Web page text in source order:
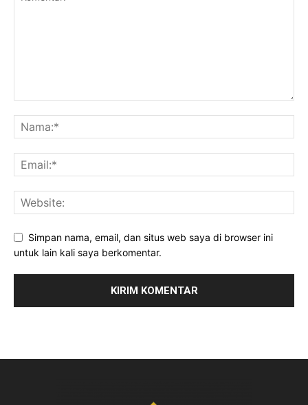
Simpan nama, email, dan situs web saya di browser ini
untuk lain kali saya berkomentar.